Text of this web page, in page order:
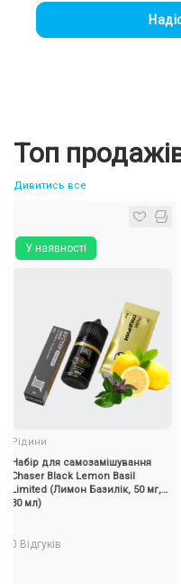
Топ
Дивитись все
наявності
для самозамішування
Black Lemon Basil
(Лимон Базилік, 50 мг,
0